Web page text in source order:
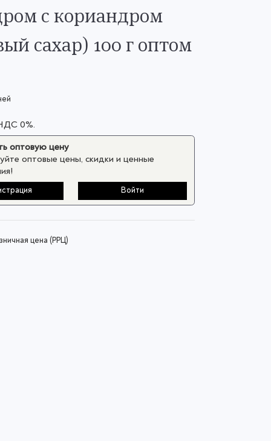
с кориандром
сахар) 100 г оптом
0%.
оптовую цену
оптовые цены, скидки и ценные
Войти
цена (РРЦ)